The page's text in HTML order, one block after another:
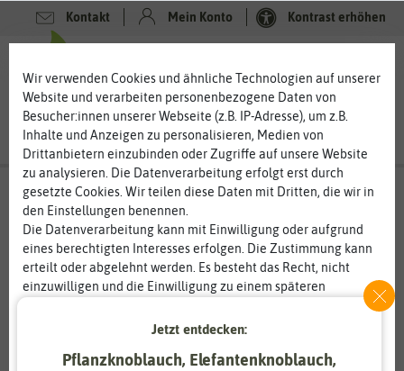
Kontakt Mein Konto Kontrast erhöhen
Kräutersamen- Ysopsamen
Ysop – Gewürz- und Heilpflanze mit vielen Ambitionen
Ysop ist noch nicht so lange im Kräuterbeet unserer Gärten zu
finden. Erst in den letzten Jahren hat sich die Gewürz- und
Heilpflanze ihren Platz erobert. Dabei ist Ysop ein wahrer
einen naturnahen Garten sollte der Ysop unbedingt gesät
werden, denn er zieht Bienen und Schmetterlinge magisch an.
Filter
Wir verwenden Cookies und ähnliche Technologien auf unserer
Website und verarbeiten personenbezogene Daten von
Besucher:innen unserer Webseite (z.B. IP-Adresse), um z.B.
Inhalte und Anzeigen zu personalisieren, Medien von
Drittanbietern einzubinden oder Zugriffe auf unsere Website
zu analysieren. Die Datenverarbeitung erfolgt erst durch
gesetzte Cookies. Wir teilen diese Daten mit Dritten, die wir in
den Einstellungen benennen.
Die Datenverarbeitung kann mit Einwilligung oder aufgrund
eines berechtigten Interesses erfolgen. Die Zustimmung kann
erteilt oder abgelehnt werden. Es besteht das Recht, nicht
einzuwilligen und die Einwilligung zu einem späteren
Informationen zur Verwendung personenbezogener Daten und
Jetzt entdecken:
Pflanzknoblauch, Elefantenknoblauch,